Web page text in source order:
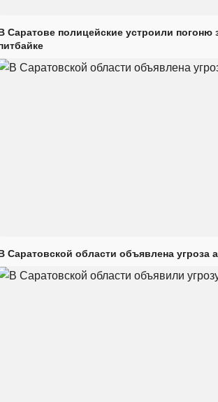
Саратове полицейские устроили погоню
Саратовской области объявлена угроза